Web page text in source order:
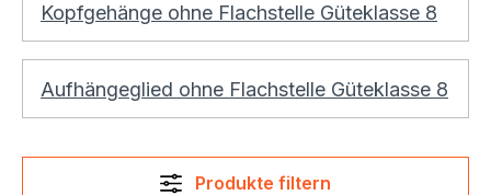
Kopfgehänge ohne Flachstelle Güteklasse 8
Aufhängeglied ohne Flachstelle Güteklasse 8
Produkte filtern